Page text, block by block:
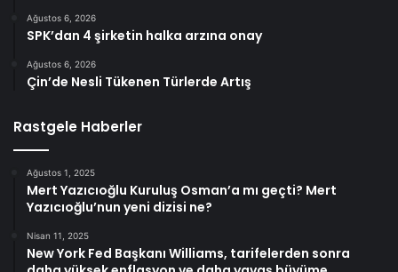
Ağustos 6, 2026
SPK’dan 4 şirketin halka arzına onay
Ağustos 6, 2026
Çin’de Nesli Tükenen Türlerde Artış
Rastgele Haberler
Ağustos 1, 2025
Mert Yazıcıoğlu Kuruluş Osman’a mı geçti? Mert
Yazıcıoğlu’nun yeni dizisi ne?
Nisan 11, 2025
New York Fed Başkanı Williams, tarifelerden sonra